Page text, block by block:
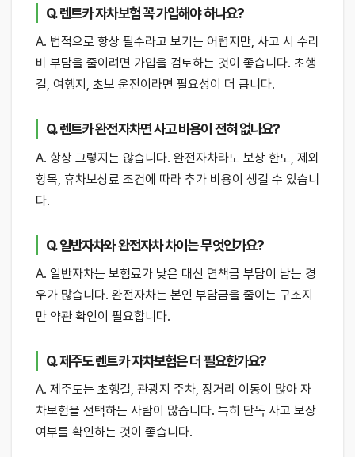
Q. 렌트카 자차보험 꼭 가입해야 하나요?
A. 법적으로 항상 필수라고 보기는 어렵지만, 사고 시 수리
비 부담을 줄이려면 가입을 검토하는 것이 좋습니다. 초행
길, 여행지, 초보 운전이라면 필요성이 더 큽니다.
Q. 렌트카 완전자차면 사고 비용이 전혀 없나요?
A. 항상 그렇지는 않습니다. 완전자차라도 보상 한도, 제외
항목, 휴차보상료 조건에 따라 추가 비용이 생길 수 있습니
다.
Q. 일반자차와 완전자차 차이는 무엇인가요?
A. 일반자차는 보험료가 낮은 대신 면책금 부담이 남는 경
우가 많습니다. 완전자차는 본인 부담금을 줄이는 구조지
만 약관 확인이 필요합니다.
Q. 제주도 렌트카 자차보험은 더 필요한가요?
A. 제주도는 초행길, 관광지 주차, 장거리 이동이 많아 자
차보험을 선택하는 사람이 많습니다. 특히 단독 사고 보장
여부를 확인하는 것이 좋습니다.